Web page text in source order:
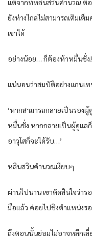
แต่จากที่หลินสวินคำนวณ ต่
ยังห่างไกลไม่สามารถเติมเ
เขาได้
อย่างน้อย… ก็ต้องห้าหมื่นชั่ง!
แน่นอนว่าสมบัติอย่างแกนเ
‘หากสามารถกลายเป็นรอง
หมื่นชั่ง หากกลายเป็นผู้ดูแ
อาวุโสก็จะได้รับ…’
หลินสวินคำนวณเงียบๆ
ผ่านไปนาน เขาตัดสินใจว่าร
มือแล้ว ค่อยไปชิงตำแหน่งร
ถึงตอนนั้นย่อมไม่อาจหลีกเลี่